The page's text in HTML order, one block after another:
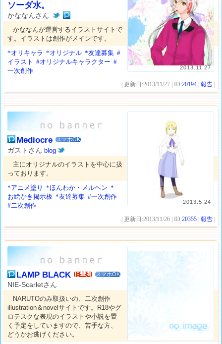
2013.11.27
ソーダ水。
かななんさん
かななんが運営するイラストサイトで
す。イラストは創作がメインです。
*オリキャラ *オリジナル *友達募集 #
イラスト
#オリジナルキャラクター #
一次創作
| 更新日:2013/11/27 | ID:20194 |報告
2013.5.24
Mediocre スマホOK
ガストさんblog
主にオリジナルのイラストを中心に扱
っております。
*アニメ塗り
*ほんわか・メルヘン *
お絵かき掲示板 *友達募集 #一次創作
#二次創作
| 更新日:2013/11/26 | ID:20355 |報告
LAMP BLACK スマホOK
NIE‐Scarletさん
NARUTOのみ取扱いの、二次創作
illustration＆novelサイトです。R18やグ
ロテスクな表現のイラストや小説を置
く予定をしていますので、苦手な方、
どうかお逃げください。